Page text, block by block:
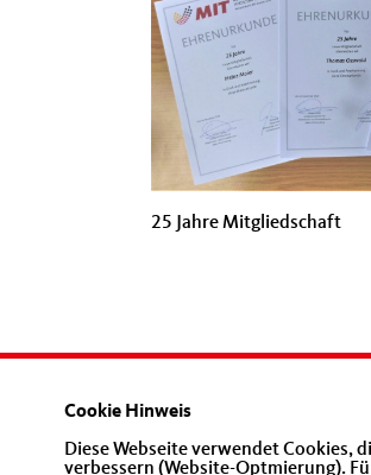
25 Jahre Mitgliedschaft
Cookie Hinweis
Diese Webseite verwendet Cookies,
verbessern (Website-Optmierung).